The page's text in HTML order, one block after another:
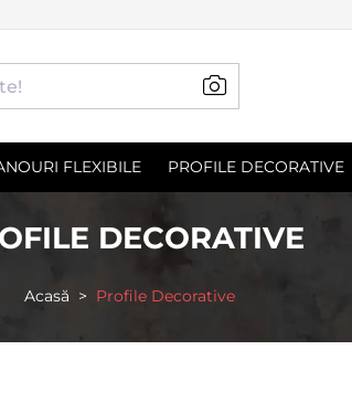
FLEXIBILE PROFILE DECORATIVE
DECORATIVE
Acasă Profile Decorative